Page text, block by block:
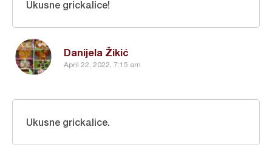
Danijela Žikić
April 22, 2022, 7:15 am
Ukusne grickalice!
Ukusne grickalice.